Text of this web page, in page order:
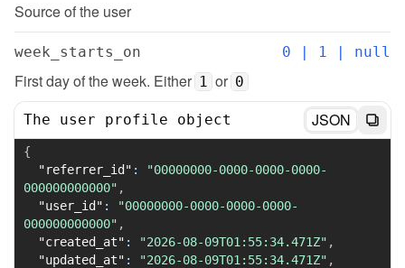
Source of the user
week_starts_on 0 | 1 | null
First day of the week. Either 1 or 0
The user profile object JSON
{
"referrer_id" :
"00000000-0000-0000-0000-
000000000000" ,
"user_id" :
"00000000-0000-0000-0000-
000000000000" ,
"created_at" : "2026-08-09T01:55:34.471Z" ,
"updated_at" : "2026-08-09T01:55:34.471Z" ,